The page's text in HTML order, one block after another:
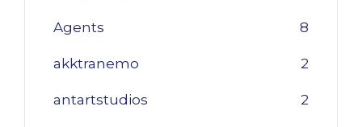
Agents 8
akktranemo 2
antartstudios 2